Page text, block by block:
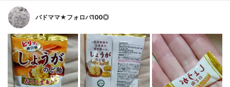
バドママ★フォロバ100◎